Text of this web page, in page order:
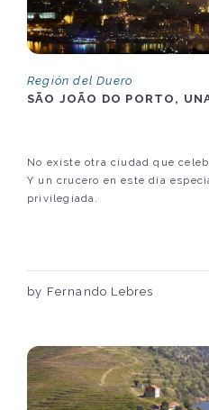
Región del Duero
SÃO JOÃO DO PORTO,
No existe otra ciudad que
Y un crucero en este día
privilegiada.
by Fernando Lebres